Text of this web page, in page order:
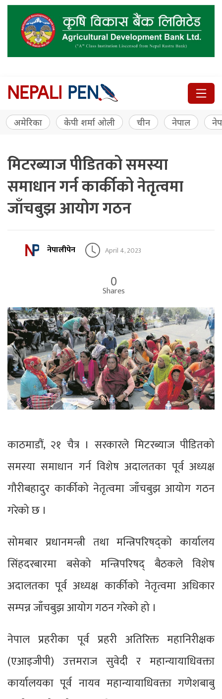
अमेरिका केपी शर्मा ओली चीन नेपाल
मिटरब्याज पीडितको समस्या
समाधान गर्न कार्कीको नेतृत्वमा
जाँचबुझ आयोग गठन
नेपालीपेन April 4, 2023
0
Shares
काठमाडौं, २१ चैत्र । सरकारले मिटरब्याज पीडितको
समस्या समाधान गर्न विशेष अदालतका पूर्व अध्यक्ष
गौरीबहादुर कार्कीको नेतृत्वमा जाँचबुझ आयोग गठन
गरेको छ ।
सोमबार प्रधानमन्त्री तथा मन्त्रिपरिषद्को कार्यालय
सिंहदरबारमा बसेको मन्त्रिपरिषद् बैठकले विशेष
अदालतका पूर्व अध्यक्ष कार्कीको नेतृत्वमा अधिकार
सम्पन्न जाँचबुझ आयोग गठन गरेको हो ।
नेपाल प्रहरीका पूर्व प्रहरी अतिरिक्त महानिरीक्षक
(एआइजीपी) उत्तमराज सुवेदी र महान्यायाधिवक्ता
कार्यालयका पूर्व नायव महान्यायाधिवक्ता गणेशबाबु